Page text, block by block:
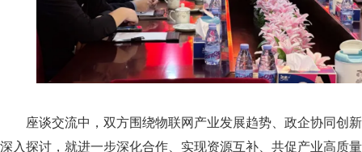
座谈交流中，双方围绕物联网产业发展趋势、政企协同创
深入探讨，就进一步深化合作、实现资源互补、共促产业高质